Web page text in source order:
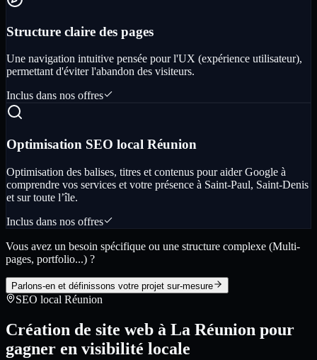
Structure claire des pages
Une navigation intuitive pensée pour l'UX (expérience utilisateur),
permettant d'éviter l'abandon des visiteurs.
Inclus dans nos offres
Optimisation SEO local Réunion
Optimisation des balises, titres et contenus pour aider Google à
comprendre vos services et votre présence à Saint-Paul, Saint-Denis
et sur toute l’île.
Inclus dans nos offres
Vous avez un besoin spécifique ou une structure complexe (Multi-
pages, portfolio...) ?
Parlons-en et définissons votre projet sur-mesure
SEO local Réunion
Création de site web à La Réunion pour
gagner en visibilité locale